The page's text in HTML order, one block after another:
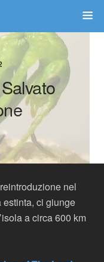
nel
ci giunge
a circa 600 km